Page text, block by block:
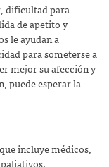
dificultad para
de apetito y
le ayudan a
para someterse a
mejor su afección y
puede esperar la
incluye médicos,